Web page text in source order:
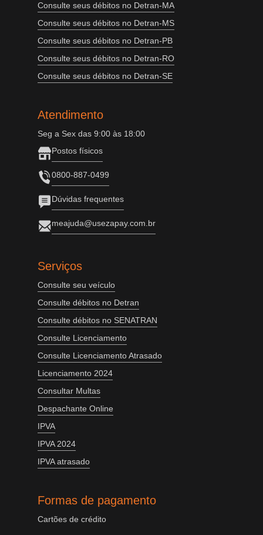
Consulte seus débitos no Detran-MA
Consulte seus débitos no Detran-MS
Consulte seus débitos no Detran-PB
Consulte seus débitos no Detran-RO
Consulte seus débitos no Detran-SE
Atendimento
Seg a Sex das 9:00 às 18:00
Postos físicos
0800-887-0499
Dúvidas frequentes
meajuda@usezapay.com.br
Serviços
Consulte seu veículo
Consulte débitos no Detran
Consulte débitos no SENATRAN
Consulte Licenciamento
Consulte Licenciamento Atrasado
Licenciamento 2024
Consultar Multas
Despachante Online
IPVA
IPVA 2024
IPVA atrasado
Formas de pagamento
Cartões de crédito